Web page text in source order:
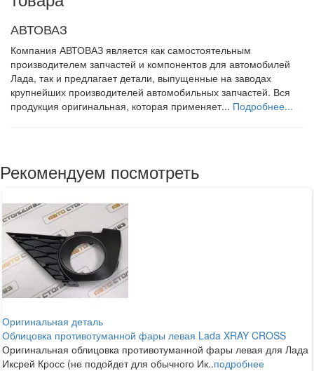
АВТОВАЗ
Компания АВТОВАЗ является как самостоятельным
производителем запчастей и компонентов для автомобилей
Лада, так и предлагает детали, выпущенные на заводах
крупнейших производителей автомобильных запчастей. Вся
продукция оригинальная, которая применяет... Подробнее...
Рекомендуем посмотреть
Оригинальная деталь
Облицовка противотуманной фары левая Lada XRAY CROSS
Оригинальная облицовка противотуманной фары левая для Лада
Иксрей Кросс (не подойдет для обычного Ик..подробнее